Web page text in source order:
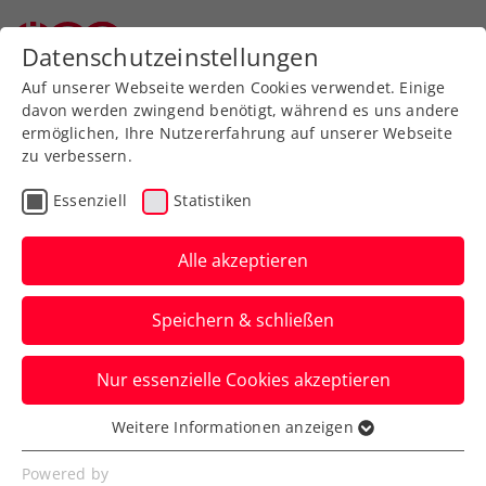
Zurück zur Newsübersicht
Turniere
LADIES OPEN Amstetten:
Kraus kämpft sich ins
Viertelfinale
Die heimische Nummer eins hält beim
ITF-Damenturnier in Niederösterreich
Österreichs Fahne hoch.
Verfasst von: Presseaussendung / Redaktion, 15.08.2024
Datenschutzeinstellungen
Auf unserer Webseite werden Cookies verwendet. Einige
davon werden zwingend benötigt, während es uns andere
ermöglichen, Ihre Nutzererfahrung auf unserer Webseite
zu verbessern.
Essenziell Statistiken
Alle akzeptieren
Speichern & schließen
Nur essenzielle Cookies akzeptieren
Essenziell
Essenzielle Cookies werden für grundlegende
Weitere Informationen anzeigen
Powered by